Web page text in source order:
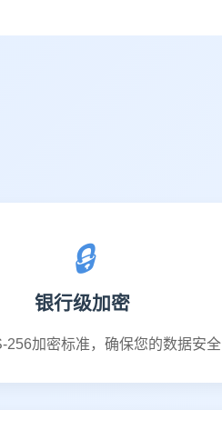
🔒
银行级加密
256加密标准，确保您的数据安全